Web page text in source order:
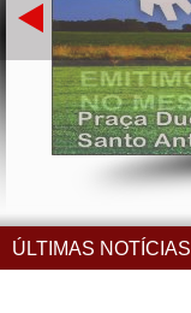
ÚLTIMAS NOTÍCIAS